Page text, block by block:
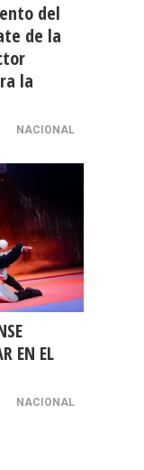
del
de la
la
NACIONAL
EN EL
NACIONAL